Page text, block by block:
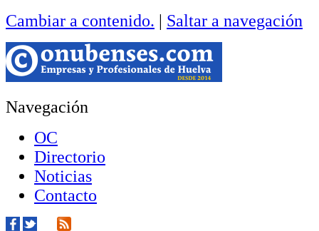
Cambiar a contenido. | Saltar a navegación
Navegación
OC
Directorio
Noticias
Contacto